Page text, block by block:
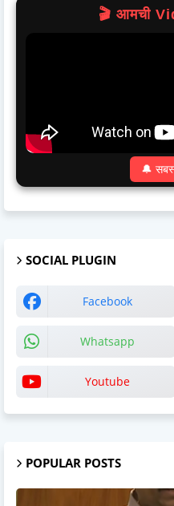
🎬 आमची
🔔
SOCIAL PLUGIN
Facebook
Whatsapp
Youtube
POPULAR POSTS